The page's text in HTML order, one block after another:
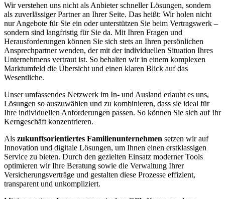
Wir verstehen uns nicht als Anbieter schneller Lösungen, sondern
als zuverlässiger Partner an Ihrer Seite. Das heißt: Wir holen nicht
nur Angebote für Sie ein oder unterstützen Sie beim Vertragswerk –
sondern sind langfristig für Sie da. Mit Ihren Fragen und
Herausforderungen können Sie sich stets an Ihren persönlichen
Ansprechpartner wenden, der mit der individuellen Situation Ihres
Unternehmens vertraut ist. So behalten wir in einem komplexen
Marktumfeld die Übersicht und einen klaren Blick auf das
Wesentliche.
Unser umfassendes Netzwerk im In- und Ausland erlaubt es uns,
Lösungen so auszuwählen und zu kombinieren, dass sie ideal für
Ihre individuellen Anforderungen passen. So können Sie sich auf Ihr
Kerngeschäft konzentrieren.
Als zukunftsorientiertes Familienunternehmen setzen wir auf
Innovation und digitale Lösungen, um Ihnen einen erstklassigen
Service zu bieten. Durch den gezielten Einsatz moderner Tools
optimieren wir Ihre Beratung sowie die Verwaltung Ihrer
Versicherungsverträge und gestalten diese Prozesse effizient,
transparent und unkompliziert.